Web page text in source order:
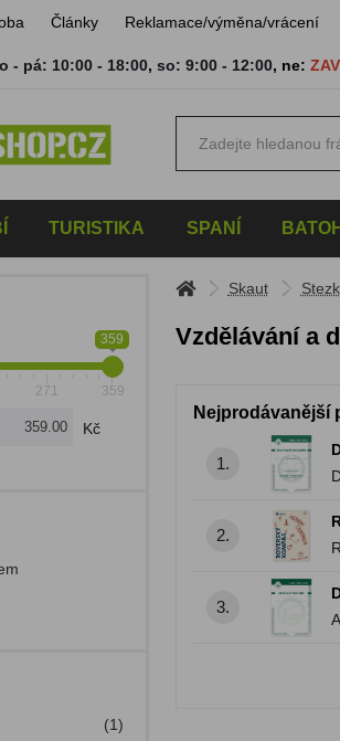
Články Reklamace/výměna/vrácení
- pá: 10:00 - 18:00,so: 9:00 - 12:00, ne:
TURISTIKA SPANÍ
359
271 359
Kč
(1)
Skaut
Vzdělávání a
Nejprodávanější
1.
2.
3.